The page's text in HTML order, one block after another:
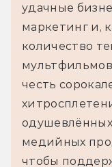
удачные
маркетинг и,
количество
честь
медийных
чтобы